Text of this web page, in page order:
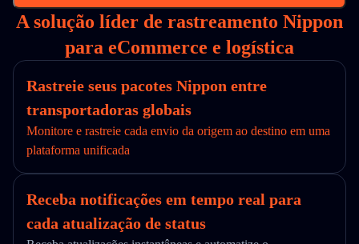
A solução líder de rastreamento Nippon
para eCommerce e logística
Rastreie seus pacotes Nippon entre
transportadoras globais
Monitore e rastreie cada envio da origem ao destino em uma
plataforma unificada
Receba notificações em tempo real para
cada atualização de status